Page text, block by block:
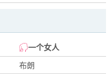
一个女人
布朗